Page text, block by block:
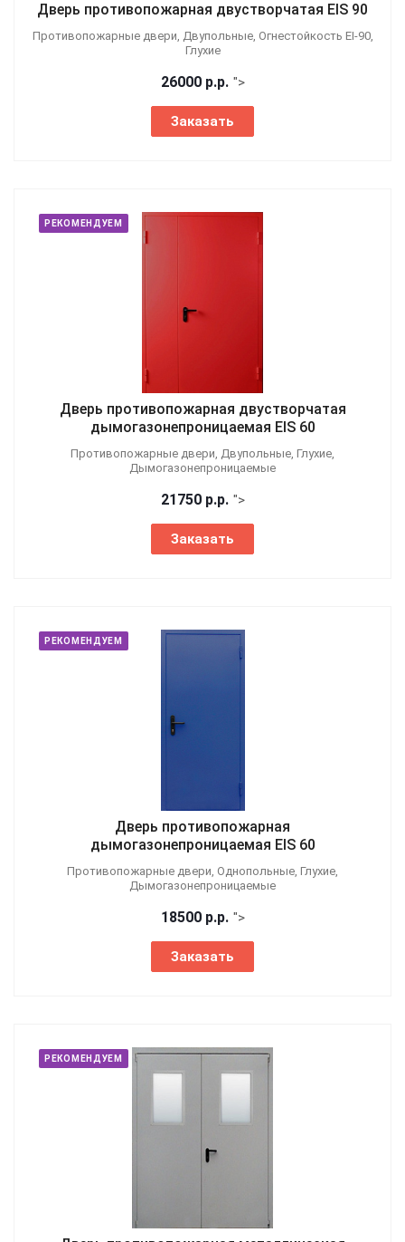
Дверь противопожарная двустворчатая EIS 90
Противопожарные двери, Двупольные, Огнестойкость EI-90,
Глухие
26000 р.р. ">
Заказать
РЕКОМЕНДУЕМ
Дверь противопожарная двустворчатая
дымогазонепроницаемая EIS 60
Противопожарные двери, Двупольные, Глухие,
Дымогазонепроницаемые
21750 р.р. ">
Заказать
РЕКОМЕНДУЕМ
Дверь противопожарная
дымогазонепроницаемая EIS 60
Противопожарные двери, Однопольные, Глухие,
Дымогазонепроницаемые
18500 р.р. ">
Заказать
РЕКОМЕНДУЕМ